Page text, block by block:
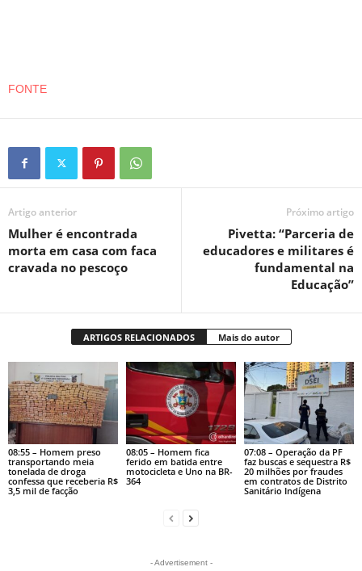
FONTE
Artigo anterior
Mulher é encontrada
morta em casa com faca
cravada no pescoço
Próximo artigo
Pivetta: “Parceria de
educadores e militares é
fundamental na
Educação”
ARTIGOS RELACIONADOS Mais do autor
08:55 – Homem preso
transportando meia
tonelada de droga
confessa que receberia R$
3,5 mil de facção
08:05 – Homem fica
ferido em batida entre
motocicleta e Uno na BR-
364
07:08 – Operação da PF
faz buscas e sequestra R$
20 milhões por fraudes
em contratos de Distrito
Sanitário Indígena
- Advertisement -